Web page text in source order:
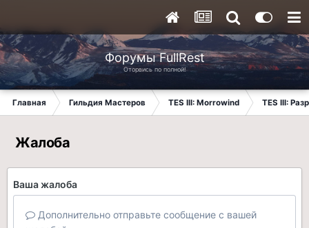
Форумы FullRest
Оторвись по полной!
Главная Гильдия Мастеров TES III: Morrowind TES III:
Жалоба
Ваша жалоба
Дополнительно отправьте сообщение с вашей